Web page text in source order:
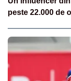
peste 22.000 de